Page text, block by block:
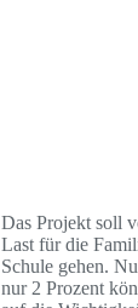
Das Projekt soll
Last für die
Schule gehen.
nur 2 Prozent